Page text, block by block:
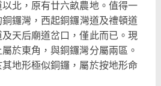
北，原有廿六畝農地。值得一
鑼灣，西起銅鑼灣道及禮頓道
天后廟道岔口，僅此而已。現
於東角，與銅鑼灣分屬兩區。
其地形極似銅鑼，屬於按地形命